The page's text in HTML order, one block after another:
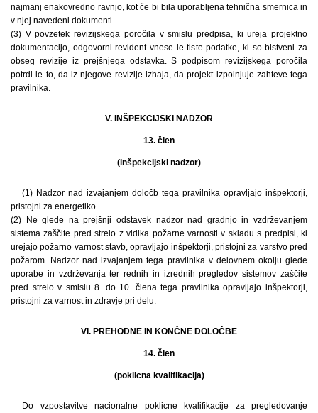
najmanj enakovredno ravnjo, kot če bi bila uporabljena tehnična smernica in
v njej navedeni dokumenti.
(3) V povzetek revizijskega poročila v smislu predpisa, ki ureja projektno
dokumentacijo, odgovorni revident vnese le tiste podatke, ki so bistveni za
obseg revizije iz prejšnjega odstavka. S podpisom revizijskega poročila
potrdi le to, da iz njegove revizije izhaja, da projekt izpolnjuje zahteve tega
pravilnika.
V. INŠPEKCIJSKI NADZOR
13. člen
(inšpekcijski nadzor)
(1) Nadzor nad izvajanjem določb tega pravilnika opravljajo inšpektorji,
pristojni za energetiko.
(2) Ne glede na prejšnji odstavek nadzor nad gradnjo in vzdrževanjem
sistema zaščite pred strelo z vidika požarne varnosti v skladu s predpisi, ki
urejajo požarno varnost stavb, opravljajo inšpektorji, pristojni za varstvo pred
požarom. Nadzor nad izvajanjem tega pravilnika v delovnem okolju glede
uporabe in vzdrževanja ter rednih in izrednih pregledov sistemov zaščite
pred strelo v smislu 8. do 10. člena tega pravilnika opravljajo inšpektorji,
pristojni za varnost in zdravje pri delu.
VI. PREHODNE IN KONČNE DOLOČBE
14. člen
(poklicna kvalifikacija)
Do vzpostavitve nacionalne poklicne kvalifikacije za pregledovanje